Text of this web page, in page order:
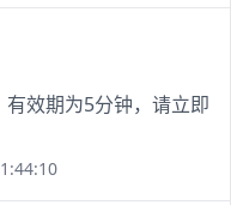
有效期为5分钟，请立即